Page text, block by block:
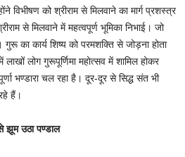
विभीषण को श्रीराम से मिलवाने का मार्ग प्रशस्त्र
से मिलवाने में महत्वपूर्ण भूमिका निभाई। जो
का कार्य शिष्य को परमशक्ति से जोड़ना होता
लोग गुरूपूर्णिमा महोत्सव में शामिल होकर
भण्डारा चल रहा है। दूर-दूर से सिद्ध संत भी
हैं।
झूम उठा पण्डाल